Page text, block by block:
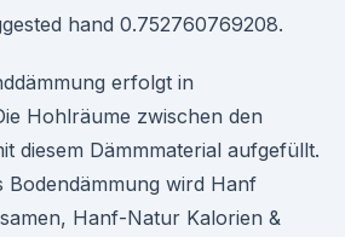
hand 0.752760769208.
erfolgt in
Hohlräume zwischen den
diesem Dämmmaterial aufgefüllt.
Bodendämmung wird Hanf
Hanf-Natur Kalorien &